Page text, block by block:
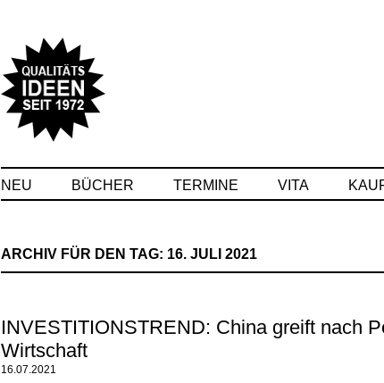
NEU BÜCHER TERMINE VITA
ARCHIV FÜR DEN TAG: 16. JULI 2021
INVESTITIONSTREND: China greift nach
Wirtschaft
16.07.2021